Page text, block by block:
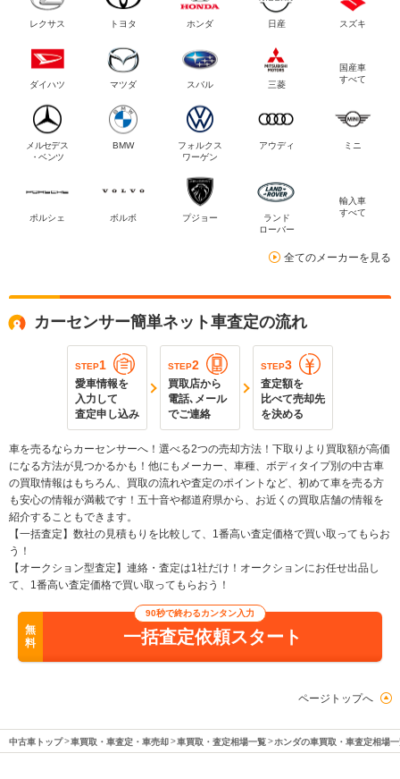
レクサス トヨタ ホンダ 日産 スズキ
ダイハツ マツダ スバル 三菱
国産車
すべて
メルセデス
・ベンツ
BMW
フォルクス
ワーゲン
アウディ ミニ
ポルシェ ボルボ プジョー
ランド
ローバー
輸入車
すべて
全てのメーカーを見る
カーセンサー簡単ネット車査定の流れ
STEP1
愛車情報を
入力して
査定申し込み
STEP2
買取店から
電話､メール
でご連絡
STEP3
査定額を
比べて売却先
を決める
車を売るならカーセンサーへ！選べる2つの売却方法！下取りより買取額が高価
になる方法が見つかるかも！他にもメーカー、車種、ボディタイプ別の中古車
の買取情報はもちろん、買取の流れや査定のポイントなど、初めて車を売る方
も安心の情報が満載です！五十音や都道府県から、お近くの買取店舗の情報を
紹介することもできます。
【一括査定】数社の見積もりを比較して、1番高い査定価格で買い取ってもらお
う！
【オークション型査定】連絡・査定は1社だけ！オークションにお任せ出品し
て、1番高い査定価格で買い取ってもらおう！
無
料
90秒で終わるカンタン入力
一括査定依頼スタート
ページトップへ
中古車トップ 車買取・車査定・車売却 車買取・査定相場一覧 ホンダの車買取・車査定相場